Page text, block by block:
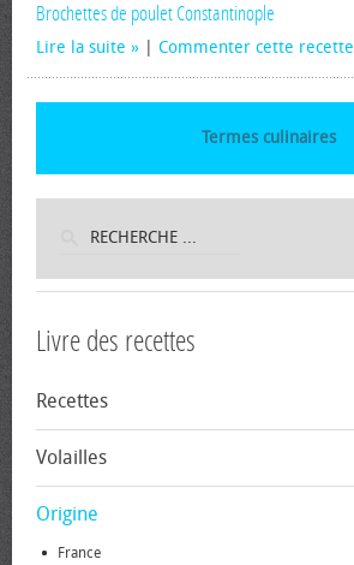
Brochettes de poulet Constantinople
Lire la suite Commenter cette recette
Termes culinaires
Livre des recettes
Recettes
Volailles
Origine
France